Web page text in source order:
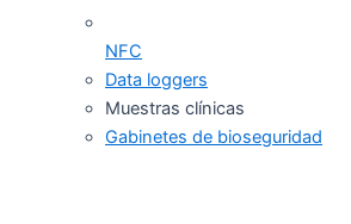
NFC
Data loggers
Muestras clínicas
Gabinetes de bioseguridad